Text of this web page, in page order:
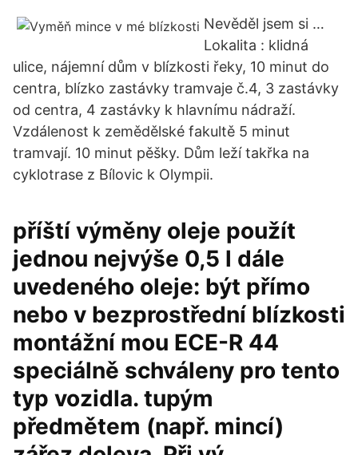
Nevěděl jsem si …
Lokalita : klidná
ulice, nájemní dům v blízkosti řeky, 10 minut do
centra, blízko zastávky tramvaje č.4, 3 zastávky
od centra, 4 zastávky k hlavnímu nádraží.
Vzdálenost k zemědělské fakultě 5 minut
tramvají. 10 minut pěšky. Dům leží takřka na
cyklotrase z Bílovic k Olympii.
příští výměny oleje použít
jednou nejvýše 0,5 l dále
uvedeného oleje: být přímo
nebo v bezprostřední blízkosti
montážní mou ECE-R 44
speciálně schváleny pro tento
typ vozidla. tupým
předmětem (např. mincí)